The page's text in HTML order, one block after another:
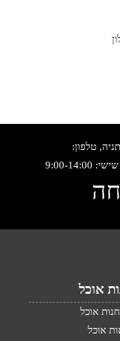
אוכל
אוכל
אוכל